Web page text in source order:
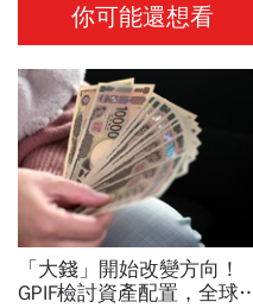
你可能還想看
「大錢」開始改變方向！
GPIF檢討資產配置，全球